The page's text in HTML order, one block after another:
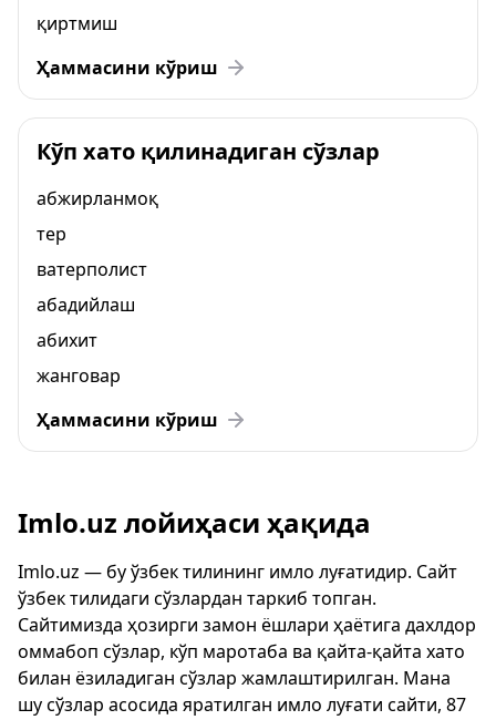
қиртмиш
Ҳаммасини кўриш
Кўп хато қилинадиган сўзлар
абжирланмоқ
тер
ватерполист
абадийлаш
абихит
жанговар
Ҳаммасини кўриш
Imlo.uz лойиҳаси ҳақида
Imlo.uz — бу ўзбек тилининг имло луғатидир. Сайт
ўзбек тилидаги сўзлардан таркиб топган.
Сайтимизда ҳозирги замон ёшлари ҳаётига дахлдор
оммабоп сўзлар, кўп маротаба ва қайта-қайта хато
билан ёзиладиган сўзлар жамлаштирилган. Мана
шу сўзлар асосида яратилган имло луғати сайти, 87